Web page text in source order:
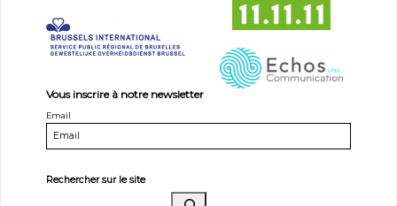
Vous inscrire à notre newsletter
Email
Rechercher sur le site